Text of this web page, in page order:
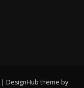
| DesignHub theme by